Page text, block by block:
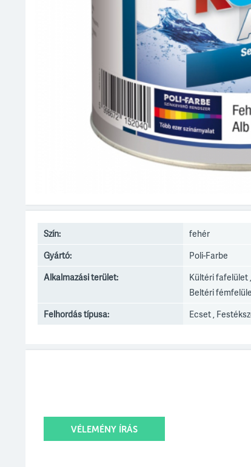
Szín:
fehér
Gyártó:
Poli-Farbe
Alkalmazási terület:
Kültéri fafelület
Beltéri
Felhordás típusa:
Ecset ,
VÉLEMÉNY ÍRÁS